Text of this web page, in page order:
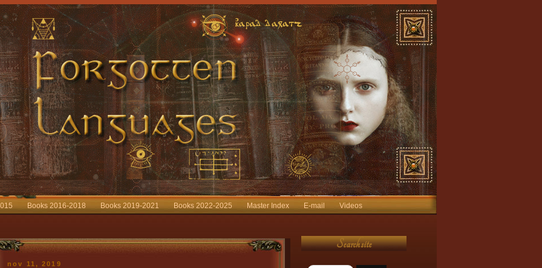
Books 2016-2018 Books 2019-2021 Books 2022-2025 Master Index E-mail
Videos
nov 11, 2019
Search site